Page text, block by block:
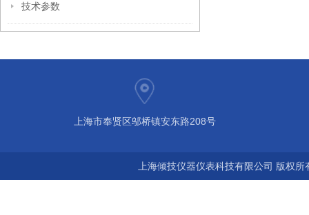
技术参数
上海市奉贤区邬桥镇安东路208号
上海倾技仪器仪表科技有限公司 版权